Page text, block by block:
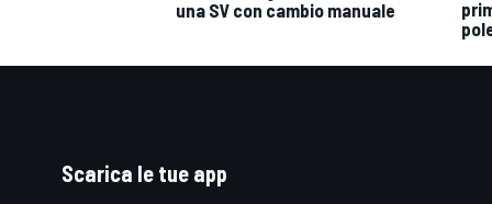
una SV con cambio manuale
Scarica le tue app